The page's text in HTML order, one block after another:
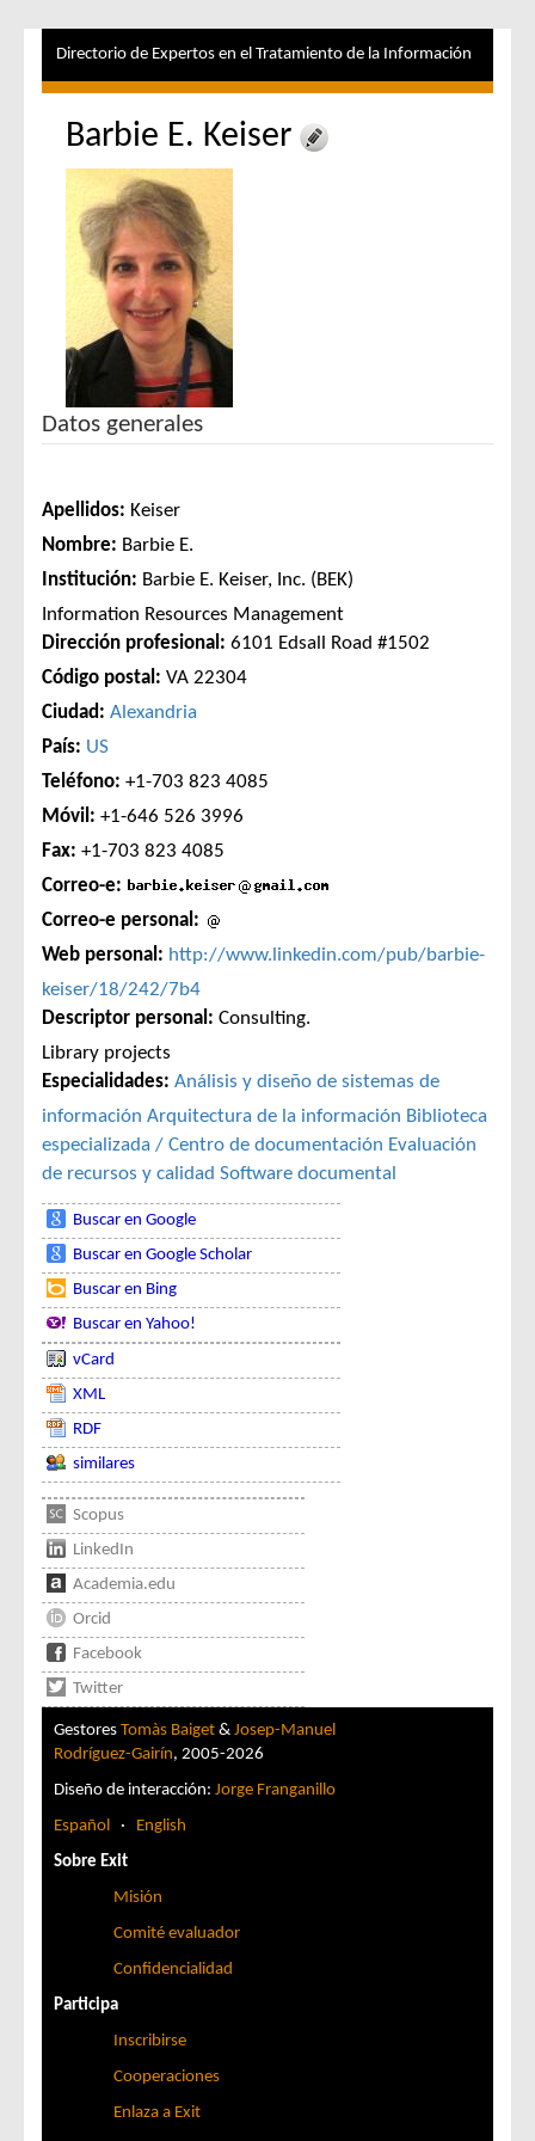
Directorio de Expertos en el Tratamiento de la Información
Barbie E. Keiser
Datos generales
Apellidos: Keiser
Nombre: Barbie E.
Institución: Barbie E. Keiser, Inc. (BEK)
Information Resources Management
Dirección profesional: 6101 Edsall Road #1502
Código postal: VA 22304
Ciudad: Alexandria
País: US
Teléfono: +1-703 823 4085
Móvil: +1-646 526 3996
Fax: +1-703 823 4085
Correo-e:
Correo-e personal:
Web personal: http://www.linkedin.com/pub/barbie-
keiser/18/242/7b4
Descriptor personal: Consulting.
Library projects
Especialidades: Análisis y diseño de sistemas de
información Arquitectura de la información Biblioteca
especializada / Centro de documentación Evaluación
de recursos y calidad Software documental
Buscar en Google
Buscar en Google Scholar
Buscar en Bing
Buscar en Yahoo!
vCard
XML
RDF
similares
Scopus
LinkedIn
Academia.edu
Orcid
Facebook
Twitter
Gestores Tomàs Baiget & Josep-Manuel
Rodríguez-Gairín, 2005-2026
Diseño de interacción: Jorge Franganillo
Español · English
Sobre Exit
Misión
Comité evaluador
Confidencialidad
Participa
Inscribirse
Cooperaciones
Enlaza a Exit